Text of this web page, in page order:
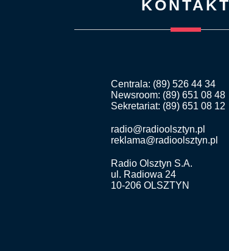
KONTAKT
Centrala: (89) 526 44 34
Newsroom: (89) 651 08 48
Sekretariat: (89) 651 08 12
radio@radioolsztyn.pl
reklama@radioolsztyn.pl
Radio Olsztyn S.A.
ul. Radiowa 24
10-206 OLSZTYN